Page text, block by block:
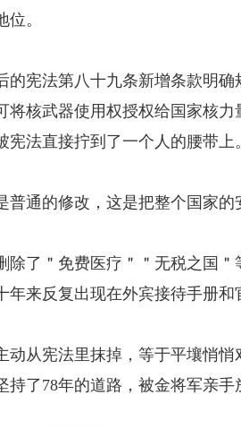
位。
的宪法第八十九条新增条款明
将核武器使用权授权给国家核
宪法直接拧到了一个人的腰带上。
普通的修改，这是把整个国家的
除了＂免费医疗＂＂无税之国
年来反复出现在外宾接待手册和
动从宪法里抹掉，等于平壤悄
持了78年的道路，被金将军亲